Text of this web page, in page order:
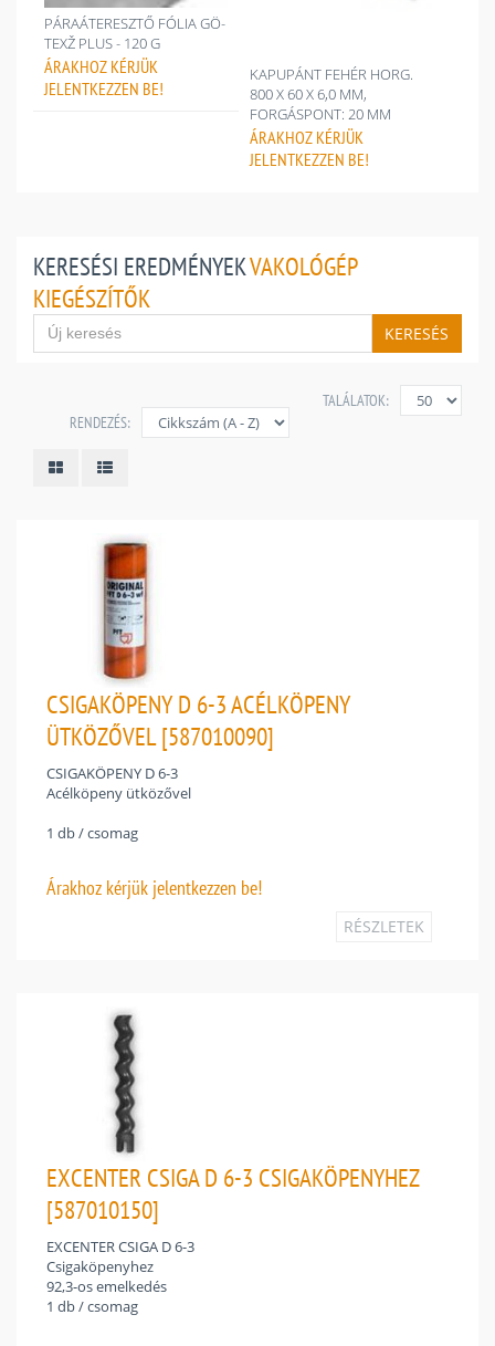
PÁRAÁTERESZTŐ FÓLIA GÖ-
TEXŽ PLUS - 120 G
ÁRAKHOZ KÉRJÜK
JELENTKEZZEN BE!
KAPUPÁNT FEHÉR HORG.
800 X 60 X 6,0 MM,
FORGÁSPONT: 20 MM
ÁRAKHOZ KÉRJÜK
JELENTKEZZEN BE!
KERESÉSI EREDMÉNYEKVAKOLÓGÉP
KIEGÉSZÍTŐK
KERESÉS
TALÁLATOK:
RENDEZÉS:
CSIGAKÖPENY D 6-3 ACÉLKÖPENY
ÜTKÖZŐVEL [587010090]
CSIGAKÖPENY D 6-3
Acélköpeny ütközővel
1 db / csomag
Árakhoz kérjük jelentkezzen be!
RÉSZLETEK
EXCENTER CSIGA D 6-3 CSIGAKÖPENYHEZ
[587010150]
EXCENTER CSIGA D 6-3
Csigaköpenyhez
92,3-os emelkedés
1 db / csomag